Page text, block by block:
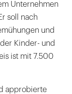
Unternehmen
soll nach
und
Kinder- und
ist mit 7.500
approbierte